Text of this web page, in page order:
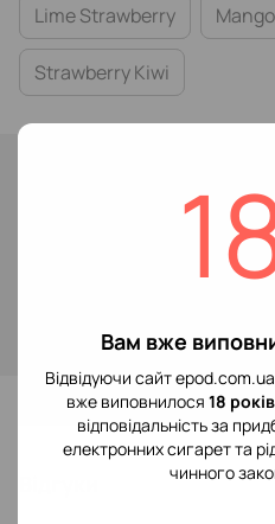
Вам вже
Відвідуючи сайт
вже виповнилося 18 років
відповідальність за
електронних сигарет та
чинного
Lime Strawberry
Strawberry Kiwi
Повідомити,
Увійтидля відображення
До